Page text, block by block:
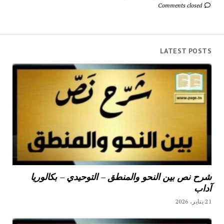
Comments closed
LATEST POSTS
شرح نص بين النحو والمنطق – التوحيدي – بكالوريا
آداب
21 يناير، 2026